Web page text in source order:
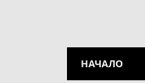
НАЧАЛО